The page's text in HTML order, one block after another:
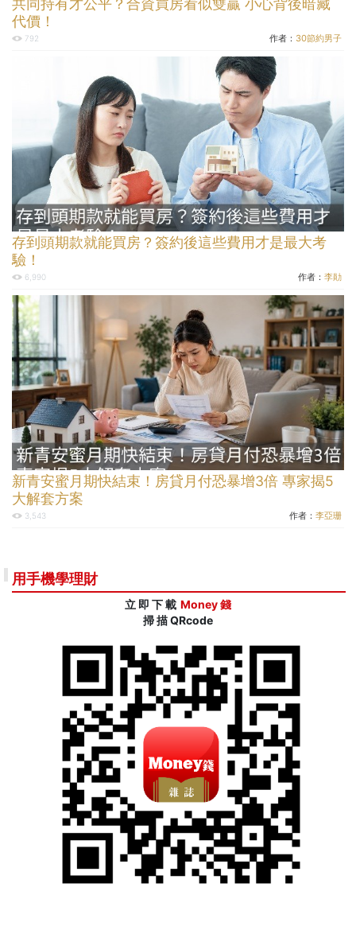
共同持有才公平？合資買房看似雙贏 小心背後暗藏
代價！
792 作者： 30節約男子
存到頭期款就能買房？簽約後這些費用才是最大考
驗！
6,990 作者： 李勛
新青安蜜月期快結束！房貸月付恐暴增3倍 專家揭5
大解套方案
3,543 作者： 李亞珊
用手機學理財
立 即 下 載 Money 錢
掃 描 QRcode